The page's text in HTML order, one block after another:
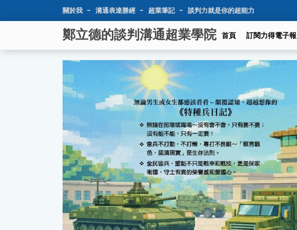
關於我 溝通表達勝經 超業筆記 談判力就是你的超能力
鄭立德的談判溝通超業學院 首頁 訂閱力得電子報